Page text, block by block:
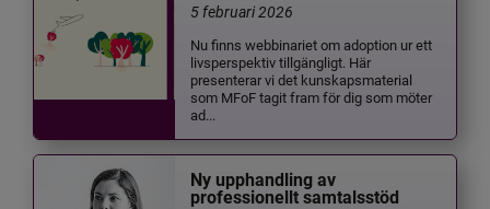
5 februari 2026
Nu finns webbinariet om adoption ur ett
livsperspektiv tillgängligt. Här
presenterar vi det kunskapsmaterial
som MFoF tagit fram för dig som möter
ad...
Ny upphandling av
professionellt samtalsstöd